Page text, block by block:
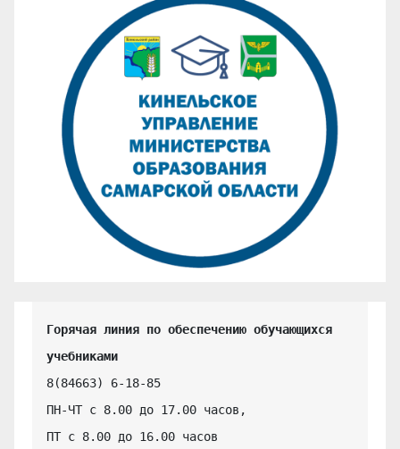
Горячая линия по обеспечению обучающихся
учебниками
8(84663) 6-18-85
ПН-ЧТ с 8.00 до 17.00 часов,
ПТ с 8.00 до 16.00 часов